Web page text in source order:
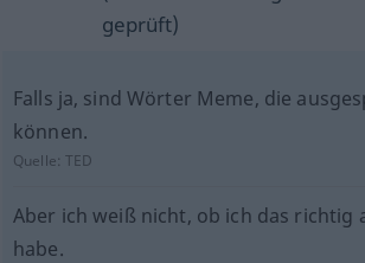
geprüft)
Falls ja, sind Wörter Meme, die
können.
Quelle:TED
Aber ich weiß nicht, ob ich das richtig
habe.